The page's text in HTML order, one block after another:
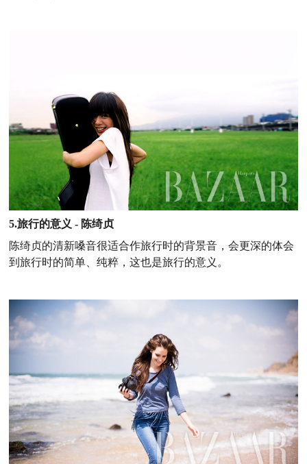
5.旅行的意义 - 陈绮贞
陈绮贞的清新嗓音很适合作旅行时的背景音，会更深的体会
到旅行时的简单、纯粹，这也是旅行的意义。